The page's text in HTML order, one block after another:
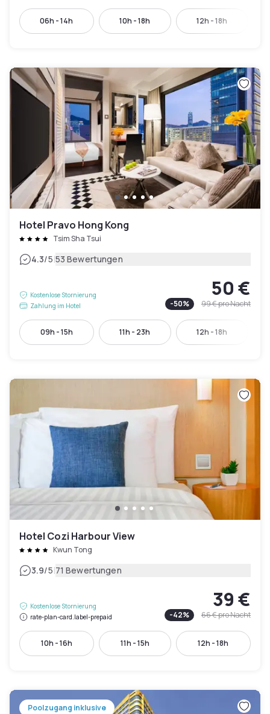
06h - 14h 10h - 18h 12h - 18h
Hotel Pravo Hong Kong
Tsim Sha Tsui
4.3/5|53 Bewertungen
Kostenlose Stornierung
Zahlung im Hotel
50 €
-50% 99 €pro Nacht
09h - 15h 11h - 23h 12h - 18h
Hotel Cozi Harbour View
Kwun Tong
3.9/5|71 Bewertungen
Kostenlose Stornierung
rate-plan-card.label-prepaid
39 €
-42% 66 €pro Nacht
10h - 16h 11h - 15h 12h - 18h
Poolzugang inklusive